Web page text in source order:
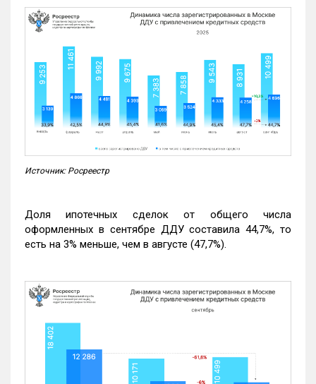
Источник: Росреестр
Доля ипотечных сделок от общего числа
оформленных в сентябре ДДУ составила 44,7%, то
есть на 3% меньше, чем в августе (47,7%).